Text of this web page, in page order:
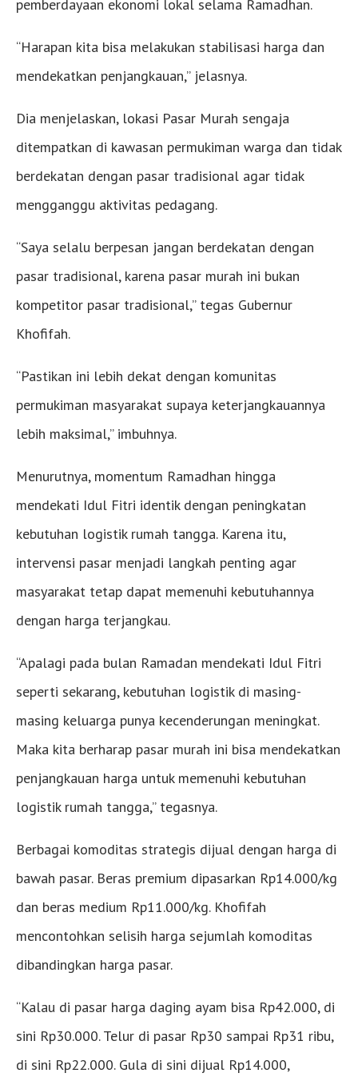
pemberdayaan ekonomi lokal selama Ramadhan.
“Harapan kita bisa melakukan stabilisasi harga dan
mendekatkan penjangkauan,” jelasnya.
Dia menjelaskan, lokasi Pasar Murah sengaja
ditempatkan di kawasan permukiman warga dan tidak
berdekatan dengan pasar tradisional agar tidak
mengganggu aktivitas pedagang.
“Saya selalu berpesan jangan berdekatan dengan
pasar tradisional, karena pasar murah ini bukan
kompetitor pasar tradisional,” tegas Gubernur
Khofifah.
“Pastikan ini lebih dekat dengan komunitas
permukiman masyarakat supaya keterjangkauannya
lebih maksimal,” imbuhnya.
Menurutnya, momentum Ramadhan hingga
mendekati Idul Fitri identik dengan peningkatan
kebutuhan logistik rumah tangga. Karena itu,
intervensi pasar menjadi langkah penting agar
masyarakat tetap dapat memenuhi kebutuhannya
dengan harga terjangkau.
“Apalagi pada bulan Ramadan mendekati Idul Fitri
seperti sekarang, kebutuhan logistik di masing-
masing keluarga punya kecenderungan meningkat.
Maka kita berharap pasar murah ini bisa mendekatkan
penjangkauan harga untuk memenuhi kebutuhan
logistik rumah tangga,” tegasnya.
Berbagai komoditas strategis dijual dengan harga di
bawah pasar. Beras premium dipasarkan Rp14.000/kg
dan beras medium Rp11.000/kg. Khofifah
mencontohkan selisih harga sejumlah komoditas
dibandingkan harga pasar.
“Kalau di pasar harga daging ayam bisa Rp42.000, di
sini Rp30.000. Telur di pasar Rp30 sampai Rp31 ribu,
di sini Rp22.000. Gula di sini dijual Rp14.000,